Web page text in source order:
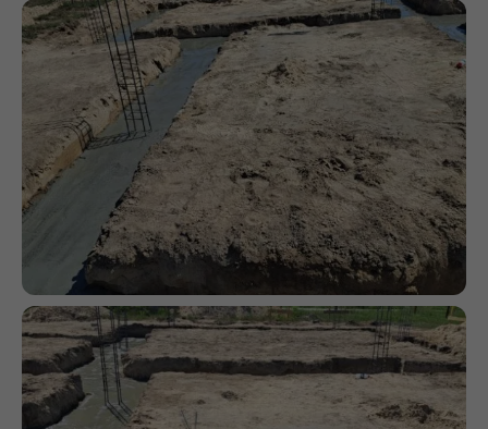
działała jak
najlepiej podczas
twojego przejścia
na nią. Jeśli
odrzucisz te pliki
cookie, niektóre
funkcje znikną ze
strony
internetowej.
Marketing
Udostępniając
swoje
zainteresowania i
zachowania
podczas
odwiedzania naszej
strony, zwiększasz
szansę na
zobaczenie
spersonalizowanych
treści i ofert.